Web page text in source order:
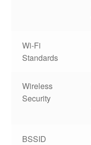
Wi-Fi
Standards
Wireless
Security
BSSID